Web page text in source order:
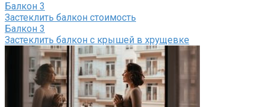
Балкон 3
Застеклить балкон стоимость
Балкон 3
Застеклить балкон с крышей в хрущевке